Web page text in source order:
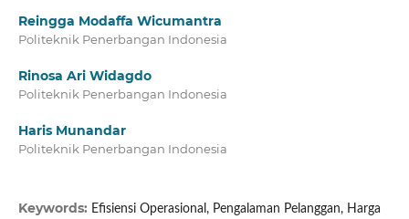
Reingga Modaffa Wicumantra
Politeknik Penerbangan Indonesia
Rinosa Ari Widagdo
Politeknik Penerbangan Indonesia
Haris Munandar
Politeknik Penerbangan Indonesia
Keywords: Efisiensi Operasional, Pengalaman Pelanggan, Harga